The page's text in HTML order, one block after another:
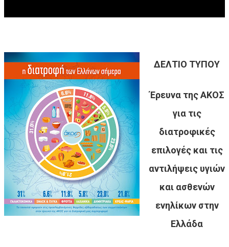
ΔΕΛΤΙΟ ΤΥΠΟΥ
Έρευνα της ΑΚΟΣ
για τις
διατροφικές
επιλογές και τις
αντιλήψεις υγιών
και ασθενών
ενηλίκων στην
Ελλάδα